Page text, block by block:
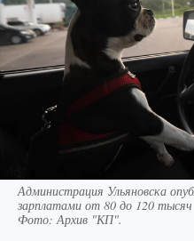
Администрация Ульяновска
зарплатами от 80 до 120 тысяч
Фото: Архив "КП".